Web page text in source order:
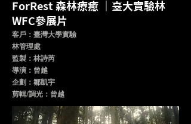
ForRest 森林療癒 ｜臺大實驗林
WFC參展片
客戶：臺灣大學實驗
林管理處
監製：林詩芮
導演：曾越
企劃：鄒凱宇
​剪輯/調光：曾越